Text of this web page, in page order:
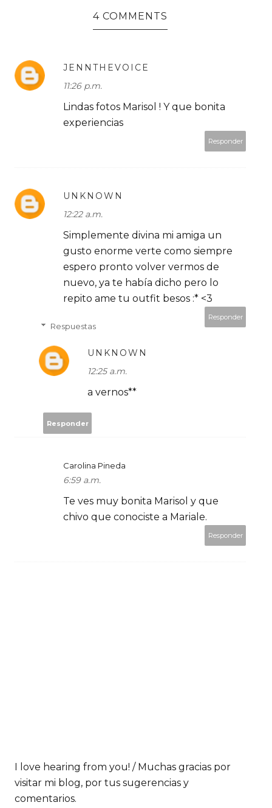
4 COMMENTS
JENNTHEVOICE
11:26 p.m.
Lindas fotos Marisol ! Y que bonita
experiencias
Responder
UNKNOWN
12:22 a.m.
Simplemente divina mi amiga un
gusto enorme verte como siempre
espero pronto volver vermos de
nuevo, ya te había dicho pero lo
repito ame tu outfit besos :* <3
Responder
Respuestas
UNKNOWN
12:25 a.m.
a vernos**
Responder
Carolina Pineda
6:59 a.m.
Te ves muy bonita Marisol y que
chivo que conociste a Mariale.
Responder
I love hearing from you! / Muchas gracias por
visitar mi blog, por tus sugerencias y
comentarios.